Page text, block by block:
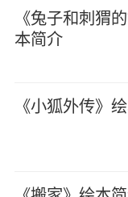
《兔子和刺猬
本简介
《小狐外传》